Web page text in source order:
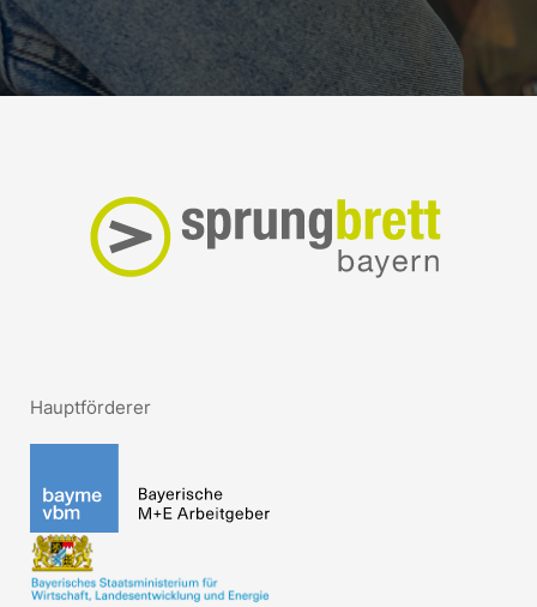
Hauptförderer